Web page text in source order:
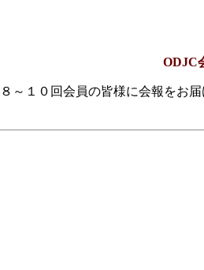
ODJC
～１０回会員の皆様に会報を